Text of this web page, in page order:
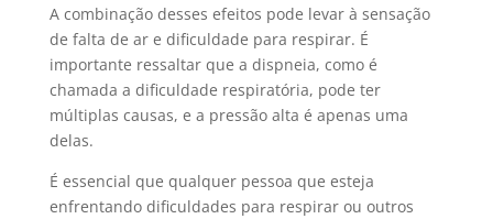
A combinação desses efeitos pode levar à sensação
de falta de ar e dificuldade para respirar. É
importante ressaltar que a dispneia, como é
chamada a dificuldade respiratória, pode ter
múltiplas causas, e a pressão alta é apenas uma
delas.
É essencial que qualquer pessoa que esteja
enfrentando dificuldades para respirar ou outros